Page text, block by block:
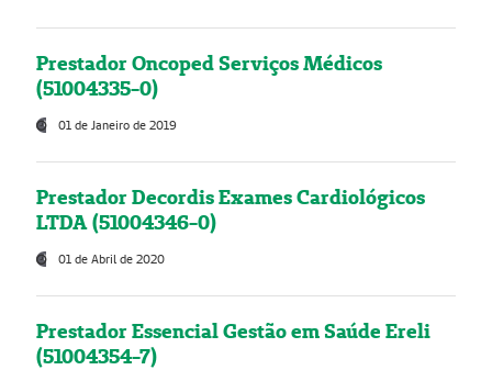
Prestador Oncoped Serviços Médicos
(51004335-0)
01 de Janeiro de 2019
Prestador Decordis Exames Cardiológicos
LTDA (51004346-0)
01 de Abril de 2020
Prestador Essencial Gestão em Saúde Ereli
(51004354-7)